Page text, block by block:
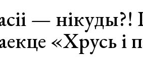
— нікуды?!
«Хрусь і